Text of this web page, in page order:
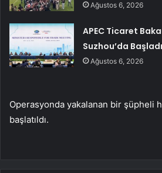
Ağustos 6, 2026
APEC Ticaret
Suzhou’da Başladı
Ağustos 6, 2026
Operasyonda yakalanan bir şüpheli
başlatıldı.